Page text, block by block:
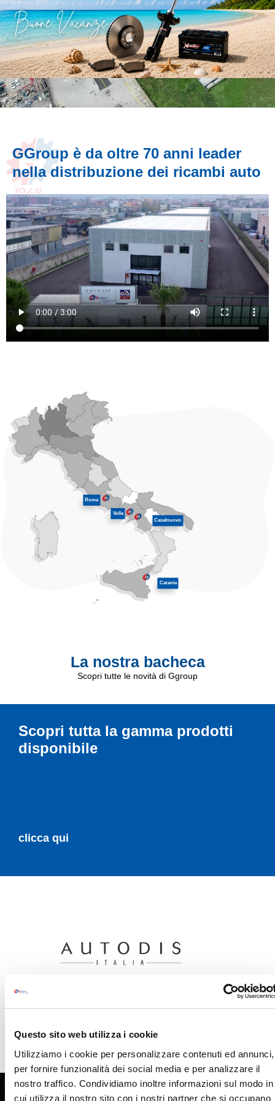
Questo sito web utilizza i cookie
Utilizziamo i cookie per personalizzare contenuti ed annunci,
per fornire funzionalità dei social media e per analizzare il
nostro traffico. Condividiamo inoltre informazioni sul modo in
cui utilizza il nostro sito con i nostri partner che si occupano
GGroup è da oltre 70 anni leader
nella distribuzione dei ricambi auto
Presentazione GGroup
Casalnuovo
Catania
Roma
Volla
La nostra bacheca
Scopri tutte le novità di Ggroup
Scopri tutta la gamma prodotti
disponibile
clicca qui